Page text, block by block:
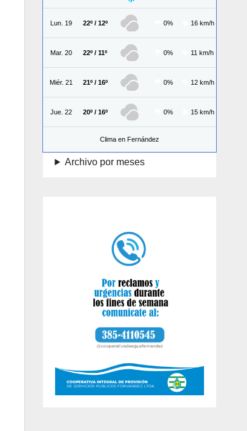
Lun. 19 22º / 12º 0% 16 km/h
Mar. 20 22º / 11º 0% 11 km/h
Miér. 21 21º / 16º 0% 12 km/h
Jue. 22 20º / 16º 0% 15 km/h
Clima en Fernández
Archivo por meses